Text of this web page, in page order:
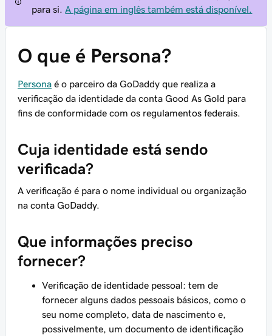
para si.
A página em inglês também está disponível.
O que é Persona?
Persona é o parceiro da GoDaddy que realiza a
verificação da identidade da conta Good As Gold para
fins de conformidade com os regulamentos federais.
Cuja identidade está sendo
verificada?
A verificação é para o nome individual ou organização
na conta GoDaddy.
Que informações preciso
fornecer?
Verificação de identidade pessoal: tem de
fornecer alguns dados pessoais básicos, como o
seu nome completo, data de nascimento e,
possivelmente, um documento de identificação